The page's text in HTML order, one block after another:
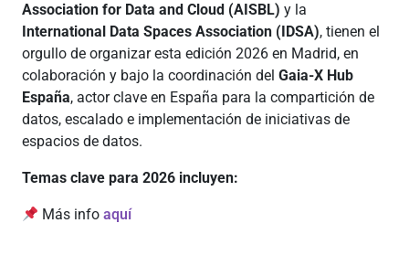
Association for Data and Cloud (AISBL) y la
International Data Spaces Association (IDSA), tienen el
orgullo de organizar esta edición 2026 en Madrid, en
colaboración y bajo la coordinación del Gaia-X Hub
España, actor clave en España para la compartición de
datos, escalado e implementación de iniciativas de
espacios de datos.
Temas clave para 2026 incluyen:
Más infoaquí